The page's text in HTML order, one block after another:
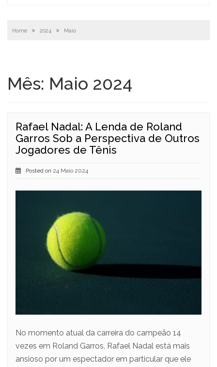
Home 2024 Maio
Mês: Maio 2024
Rafael Nadal: A Lenda de Roland
Garros Sob a Perspectiva de Outros
Jogadores de Tênis
Posted on 24 Maio 2024
No momento atual da carreira do campeão 14
vezes em Roland Garros, Rafael Nadal está mais
ansioso por um espectador em particular que ele